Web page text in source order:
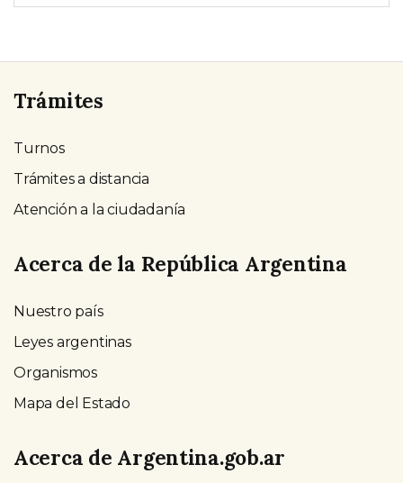
Trámites
Turnos
Trámites a distancia
Atención a la ciudadanía
Acerca de la República Argentina
Nuestro país
Leyes argentinas
Organismos
Mapa del Estado
Acerca de Argentina.gob.ar